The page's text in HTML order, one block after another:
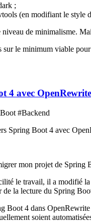
;
(en modifiant le style
niveau de minimalisme.
le minimum viable
4 avec
#Backend
Spring Boot 4 avec
mon projet de Spring
le travail, il a modifié
de la lecture du Spring
Boot 4 dans
soient